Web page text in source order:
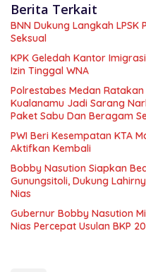
Berita Terkait
BNN Dukung Langkah
Seksual
KPK Geledah Kantor
Izin Tinggal WNA
Polrestabes Medan
Kualanamu Jadi Sarang
Paket Sabu Dan Beragam
PWI Beri Kesempatan KTA
Aktifkan Kembali
Bobby Nasution Siapkan
Gunungsitoli, Dukung
Nias
Gubernur Bobby Nasution
Nias Percepat Usulan BKP